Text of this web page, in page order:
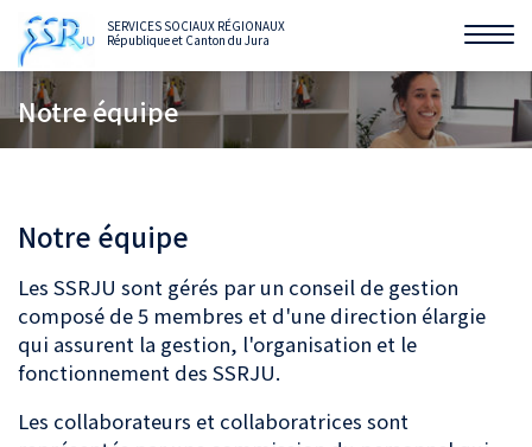
SERVICES SOCIAUX RÉGIONAUX
République et Canton du Jura
la
Notre équipe
Notre équipe
Les SSRJU sont gérés par un conseil de gestion
composé de 5 membres et d'une direction élargie
qui assurent la gestion, l'organisation et le
fonctionnement des SSRJU.
Les collaborateurs et collaboratrices sont